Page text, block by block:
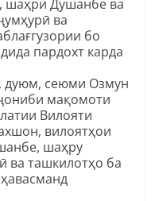
шаҳри Душанбе ва
ва
бо
пардохт карда
дуюм, сеюми Озмун
мақомоти
Вилояти
вилоятҳои
шаҳру
ва ташкилотҳо ба